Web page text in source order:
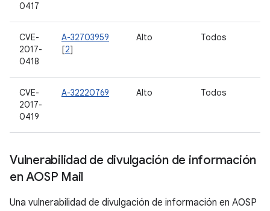
0417
CVE-
2017-
0418
A-32703959
[2]
Alto Todos
CVE-
2017-
0419
A-32220769 Alto Todos
Vulnerabilidad de divulgación de información
en AOSP Mail
Una vulnerabilidad de divulgación de información en AOSP